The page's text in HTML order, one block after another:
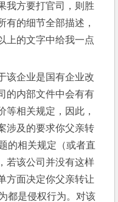
我方要打官司，则胜
有的细节全部描述，
上的文字中给我一点
该企业是国有企业改
的内部文件中会有有
等相关规定，因此，
涉及的要求你父亲转
的相关规定（或者直
若该公司并没有这样
方面决定你父亲转让
都是侵权行为。对该